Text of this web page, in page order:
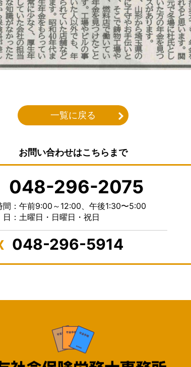
一覧に戻る
お問い合わせはこちらまで
048-296-2075
間：午前9:00～12:00、 午後1:30〜5:00
土曜日・日曜日・祝日
048-296-5914